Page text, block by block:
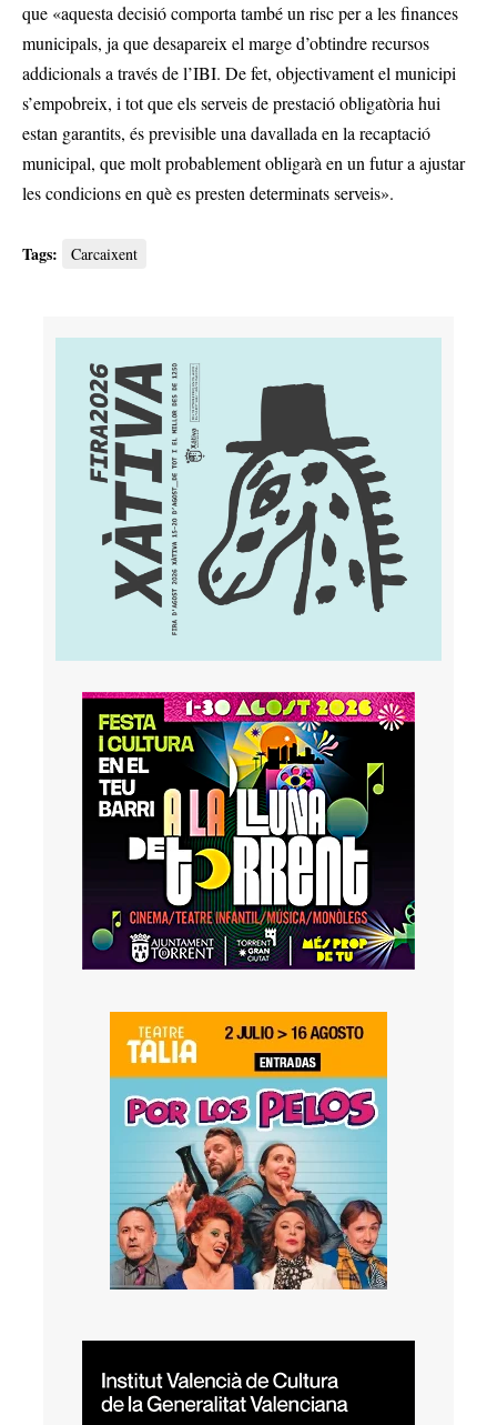
que «aquesta decisió comporta també un risc per a les finances
municipals, ja que desapareix el marge d’obtindre recursos
addicionals a través de l’IBI. De fet, objectivament el municipi
s’empobreix, i tot que els serveis de prestació obligatòria hui
estan garantits, és previsible una davallada en la recaptació
municipal, que molt probablement obligarà en un futur a ajustar
les condicions en què es presten determinats serveis».
Tags: Carcaixent